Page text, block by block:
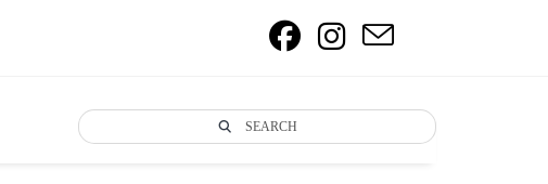
SEARCH